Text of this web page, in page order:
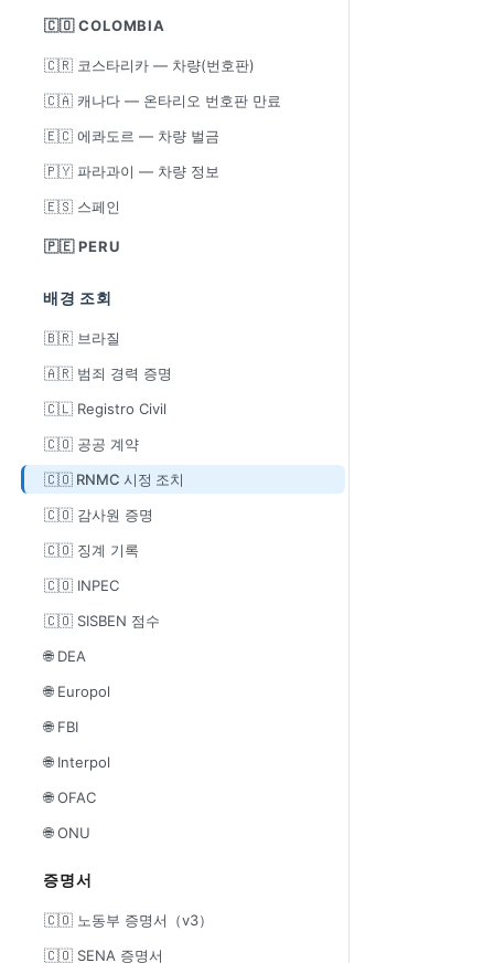
🇨🇴 COLOMBIA
🇨🇷 코스타리카 — 차량(번호판)
🇨🇦 캐나다 — 온타리오 번호판 만료
🇪🇨 에콰도르 — 차량 벌금
🇵🇾 파라과이 — 차량 정보
🇪🇸 스페인
🇵🇪 PERU
배경 조회
🇧🇷 브라질
🇦🇷 범죄 경력 증명
🇨🇱 Registro Civil
🇨🇴 공공 계약
🇨🇴 RNMC 시정 조치
🇨🇴 감사원 증명
🇨🇴 징계 기록
🇨🇴 INPEC
🇨🇴 SISBEN 점수
🌐 DEA
🌐 Europol
🌐 FBI
🌐 Interpol
🌐 OFAC
🌐 ONU
증명서
🇨🇴 노동부 증명서（v3）
🇨🇴 SENA 증명서